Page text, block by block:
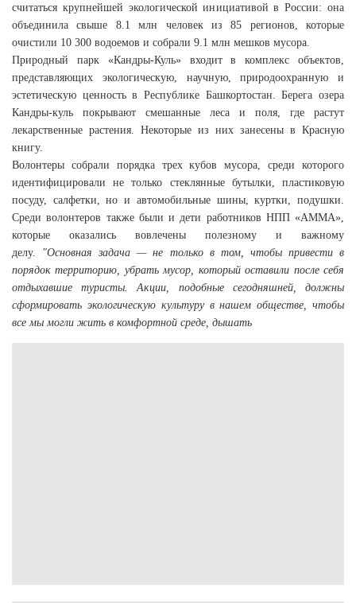
считаться крупнейшей экологической инициативой в России: она
объединила свыше 8.1 млн человек из 85 регионов, которые
очистили 10 300 водоемов и собрали 9.1 млн мешков мусора.
Природный парк «Кандры-Куль» входит в комплекс объектов,
представляющих экологическую, научную, природоохранную и
эстетическую ценность в Республике Башкортостан. Берега озера
Кандры-куль покрывают смешанные леса и поля, где растут
лекарственные растения. Некоторые из них занесены в Красную
книгу.
Волонтеры собрали порядка трех кубов мусора, среди которого
идентифицировали не только стеклянные бутылки, пластиковую
посуду, салфетки, но и автомобильные шины, куртки, подушки.
Среди волонтеров также были и дети работников НПП «АММА»,
которые оказались вовлечены полезному и важному
делу.
"Основная задача — не только в том, чтобы привести в
порядок территорию, убрать мусор, который оставили после себя
отдыхавшие туристы. Акции, подобные сегодняшней, должны
сформировать экологическую культуру в нашем обществе, чтобы
все мы могли жить в комфортной среде, дышать